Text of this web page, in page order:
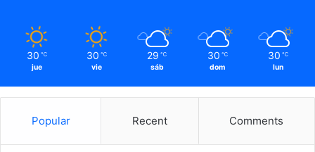
30 ℃
jue
30 ℃
vie
29 ℃
sáb
30 ℃
dom
30 ℃
lun
Popular Recent Comments